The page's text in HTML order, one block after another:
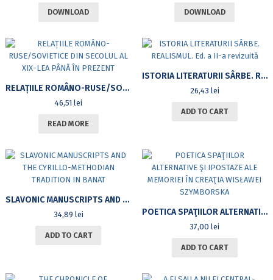
DOWNLOAD DOWNLOAD
RELAȚIILE ROMÂNO-RUSE/SOVIETICE DIN SECOLUL AL XIX-LEA PÂNĂ ÎN PREZENT
46,51 lei
READ MORE
ISTORIA LITERATURII SÂRBE. REALISMUL. ED. A II-A REVIZUITĂ
26,43 lei
ADD TO CART
SLAVONIC MANUSCRIPTS AND THE CYRILLO-METHODIAN TRADITION IN BANAT
34,89 lei
ADD TO CART
POETICA SPAŢIILOR ALTERNATIVE ŞI IPOSTAZE ALE MEMORIEI ÎN CREAŢIA WISŁAWEI SZYMBORSKA
37,00lei
ADD TO CART